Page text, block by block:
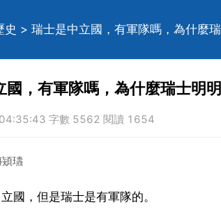
史 > 瑞士是中立國，有軍隊嗎，為什麼
國，有軍隊嗎，為什麼瑞士明
字數 5562 閱讀 1654
瓙
國，但是瑞士是有軍隊的。